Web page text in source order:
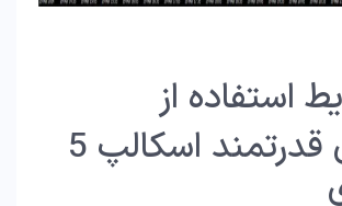
استفاده از
استراتژی قدرتمند اسکالپ 5